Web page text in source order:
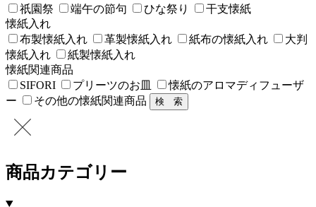
祇園祭
端午の節句 ひな祭り
干支懐紙
懐紙入れ
布製懐紙入れ
革製懐紙入れ 紙布の懐紙入れ
大判
懐紙入れ
紙製懐紙入れ
懐紙関連商品
SIFORI
プリーツのお皿
懐紙のアロマディフューザ
ー
その他の懐紙関連商品
商品カテゴリー